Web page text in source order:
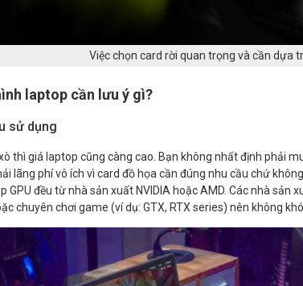
Việc chọn card rời quan trọng và cần dựa
laptop cần lưu ý gì?
sử dụng
thì giá laptop cũng càng cao. Bạn không nhất định phải
lãng phí vô ích vì card đồ họa cần đúng nhu cầu chứ
GPU đều từ nhà sản xuất NVIDIA hoặc AMD. Các nhà
chuyên chơi game (ví dụ: GTX, RTX series) nên không